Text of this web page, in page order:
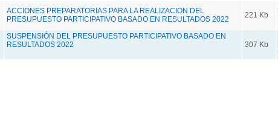
ACCIONES PREPARATORIAS PARA LA REALIZACION DEL
PRESUPUESTO PARTICIPATIVO BASADO EN RESULTADOS 2022
221 Kb
SUSPENSIÓN DEL PRESUPUESTO PARTICIPATIVO BASADO EN
RESULTADOS 2022
307 Kb